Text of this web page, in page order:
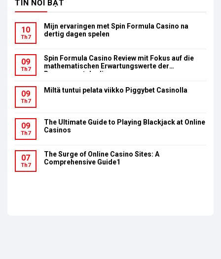
TIN NỔI BẬT
10
Th7
Mijn ervaringen met Spin Formula Casino na
dertig dagen spelen
09
Th7
Spin Formula Casino Review mit Fokus auf die
mathematischen Erwartungswerte der
Bonusumsatzbedingungen
09
Th7
Miltä tuntui pelata viikko Piggybet Casinolla
09
Th7
The Ultimate Guide to Playing Blackjack at Online
Casinos
07
Th7
The Surge of Online Casino Sites: A
Comprehensive Guide1